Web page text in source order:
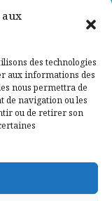
aux
des technologies
aux informations des
nous permettra de
de navigation ou les
ou de retirer son